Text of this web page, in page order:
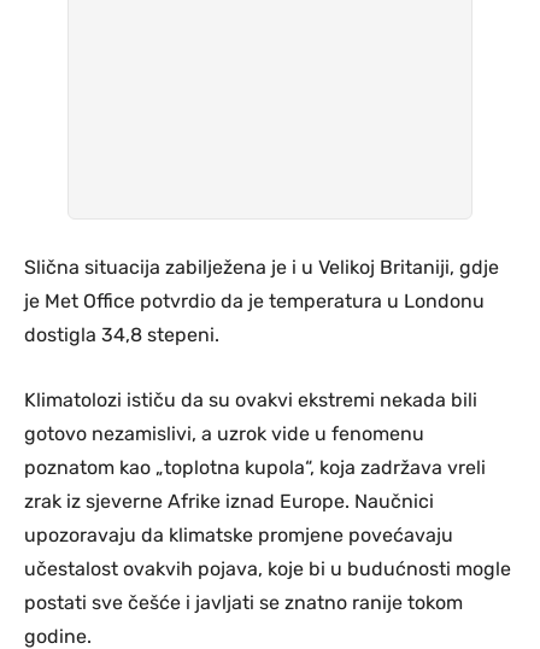
Slična situacija zabilježena je i u Velikoj Britaniji, gdje
je Met Office potvrdio da je temperatura u Londonu
dostigla 34,8 stepeni.
Klimatolozi ističu da su ovakvi ekstremi nekada bili
gotovo nezamislivi, a uzrok vide u fenomenu
poznatom kao „toplotna kupola“, koja zadržava vreli
zrak iz sjeverne Afrike iznad Europe. Naučnici
upozoravaju da klimatske promjene povećavaju
učestalost ovakvih pojava, koje bi u budućnosti mogle
postati sve češće i javljati se znatno ranije tokom
godine.